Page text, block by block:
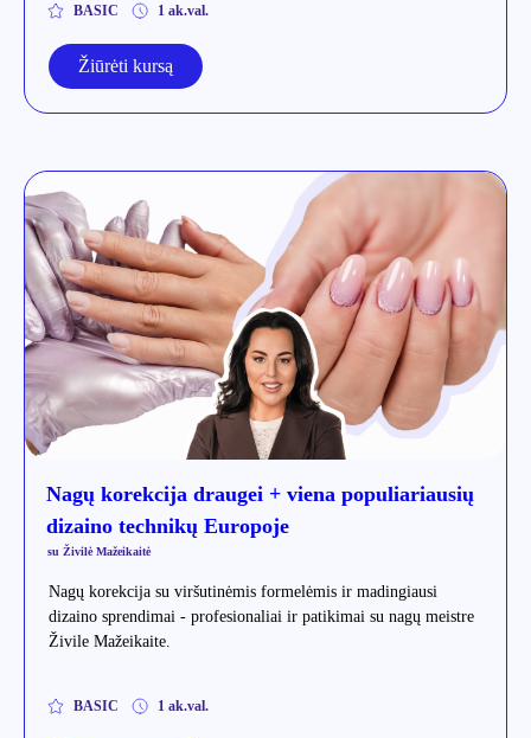
BASIC 1 ak.val.
Žiūrėti kursą
Nagų korekcija draugei + viena populiariausių
dizaino technikų Europoje
su Živilė Mažeikaitė
Nagų korekcija su viršutinėmis formelėmis ir madingiausi
dizaino sprendimai - profesionaliai ir patikimai su nagų meistre
Živile Mažeikaite.
BASIC 1 ak.val.